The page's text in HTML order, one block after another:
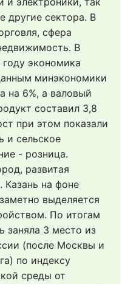
другие сектора. В
сфера
В
экономика
минэкономики
на 6%, а валовый
составил 3,8
при этом показали
и сельское
- розница.
развитая
Казань на фоне
выделяется
По итогам
заняла 3 место из
(после Москвы и
по индексу
среды от